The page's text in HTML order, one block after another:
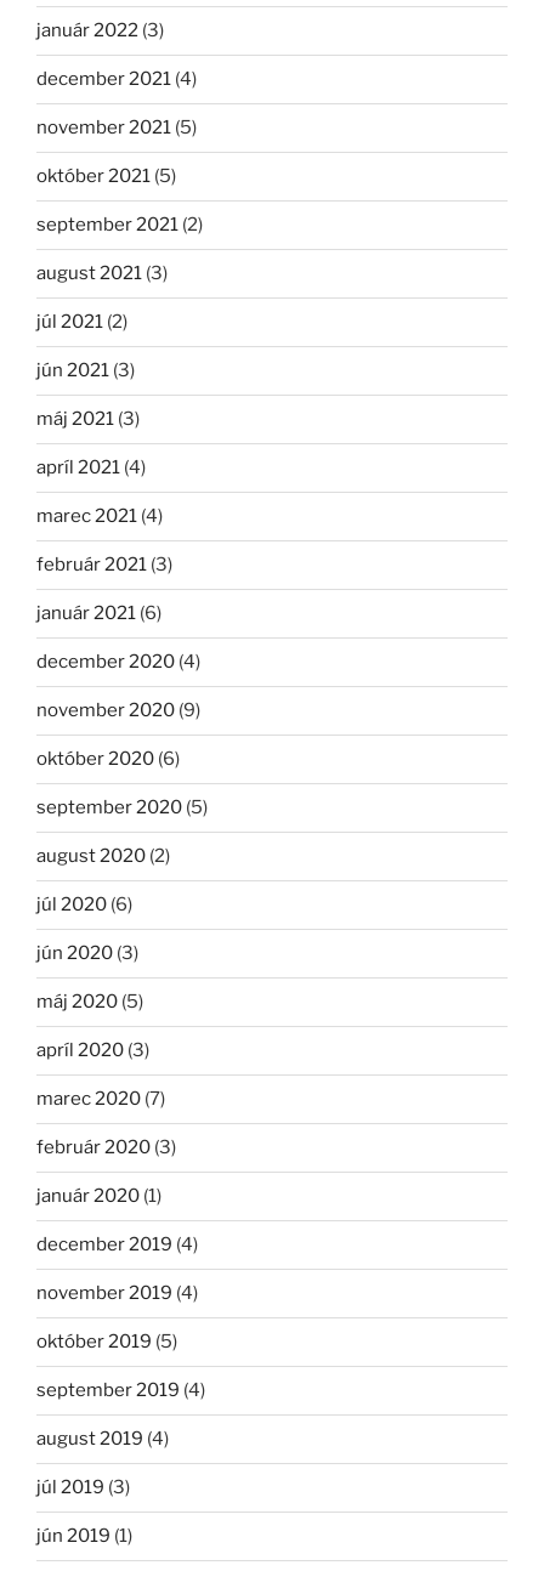
január 2022 (3)
december 2021 (4)
november 2021 (5)
október 2021 (5)
september 2021 (2)
august 2021 (3)
júl 2021 (2)
jún 2021 (3)
máj 2021 (3)
apríl 2021 (4)
marec 2021 (4)
február 2021 (3)
január 2021 (6)
december 2020 (4)
november 2020 (9)
október 2020 (6)
september 2020 (5)
august 2020 (2)
júl 2020 (6)
jún 2020 (3)
máj 2020 (5)
apríl 2020 (3)
marec 2020 (7)
február 2020 (3)
január 2020 (1)
december 2019 (4)
november 2019 (4)
október 2019 (5)
september 2019 (4)
august 2019 (4)
júl 2019 (3)
jún 2019 (1)